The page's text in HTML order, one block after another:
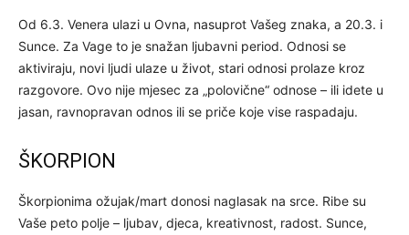
Od 6.3. Venera ulazi u Ovna, nasuprot Vašeg znaka, a 20.3. i
Sunce. Za Vage to je snažan ljubavni period. Odnosi se
aktiviraju, novi ljudi ulaze u život, stari odnosi prolaze kroz
razgovore. Ovo nije mjesec za „polovične“ odnose – ili idete u
jasan, ravnopravan odnos ili se priče koje vise raspadaju.
ŠKORPION
Škorpionima ožujak/mart donosi naglasak na srce. Ribe su
Vaše peto polje – ljubav, djeca, kreativnost, radost. Sunce,